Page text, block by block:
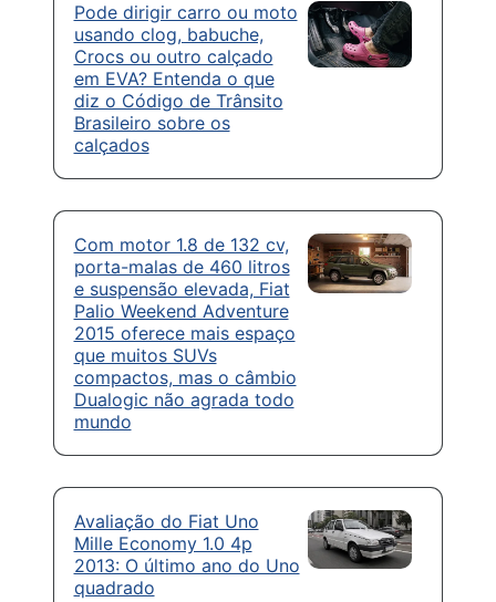
Pode dirigir carro ou moto
usando clog, babuche,
Crocs ou outro calçado
em EVA? Entenda o que
diz o Código de Trânsito
Brasileiro sobre os
calçados
Com motor 1.8 de 132 cv,
porta-malas de 460 litros
e suspensão elevada, Fiat
Palio Weekend Adventure
2015 oferece mais espaço
que muitos SUVs
compactos, mas o câmbio
Dualogic não agrada todo
mundo
Avaliação do Fiat Uno
Mille Economy 1.0 4p
2013: O último ano do Uno
quadrado